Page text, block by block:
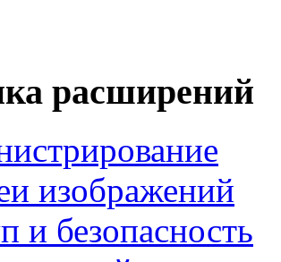
расширений
изображений
и безопасность